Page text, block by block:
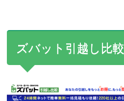
ズバット引越し比較